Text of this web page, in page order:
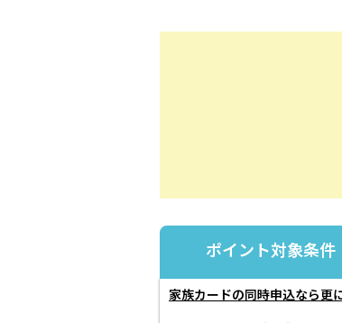
ポイント対象条件
家族カードの同時申込なら更